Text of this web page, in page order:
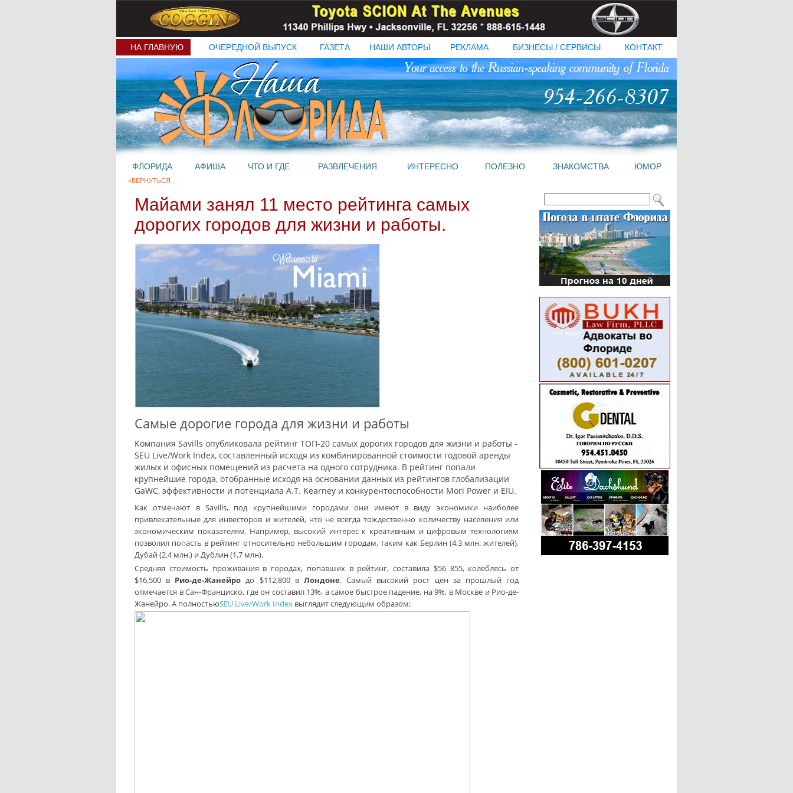
НА ГЛАВНУЮ ОЧЕРЕДНОЙ ВЫПУСК ГАЗЕТА НАШИ АВТОРЫ РЕКЛАМА БИЗНЕСЫ / СЕРВИСЫ КОНТАКТ
ФЛОРИДА АФИША ЧТО И ГДЕ РАЗВЛЕЧЕНИЯ ИНТЕРЕСНО ПОЛЕЗНО ЗНАКОМСТВА ЮМОР
<ВЕРНУТЬСЯ
Майами занял 11 место рейтинга самых
дорогих городов для жизни и работы.
Самые дорогие города для жизни и работы
Компания Savills опубликовала рейтинг ТОП-20 самых дорогих городов для жизни и работы -
SEU Live/Work Index, составленный исходя из комбинированной стоимости годовой аренды
жилых и офисных помещений из расчета на одного сотрудника. В рейтинг попали
крупнейшие города, отобранные исходя на основании данных из рейтингов глобализации
GaWC, эффективности и потенциала A.T. Kearney и конкурентоспособности Mori Power и EIU.
Как отмечают в Savills, под крупнейшими городами они имеют в виду экономики наиболее
привлекательные для инвесторов и жителей, что не всегда тождественно количеству населения или
экономическим показателям. Например, высокий интерес к креативным и цифровым технологиям
позволил попасть в рейтинг относительно небольшим городам, таким как Берлин (4,3 млн. жителей),
Дубай (2.4 млн.) и Дублин (1,7 млн).
Средняя стоимость проживания в городах, попавших в рейтинг, составила $56 855, колеблясь от
$16,500 в Рио-де-Жанейро до $112,800 в Лондоне. Самый высокий рост цен за прошлый год
отмечается в Сан-Франциско, где он составил 13%, а самое быстрое падение, на 9%, в Москве и Рио-де-
Жанейро. А полностьюSEU Live/Work Index выглядит следующим образом: